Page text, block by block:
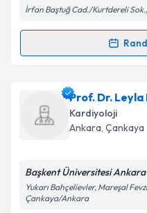
kapsamda
Takvim
İrfan Baştuğ Cad./Kurtdereli
Randevu Takvimi
Ass. Dr. Altan Güneş
oluşturun. Size bu
takvim
Prof. Dr. Leyla
Kardiyoloji
Ankara, Çankaya
Başkent Üniversitesi
Yukarı Bahçelievler, Mareşal
Çankaya/Ankara